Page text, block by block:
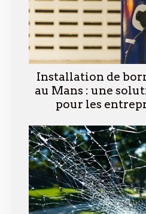
Installation de
au Mans : une
pour les